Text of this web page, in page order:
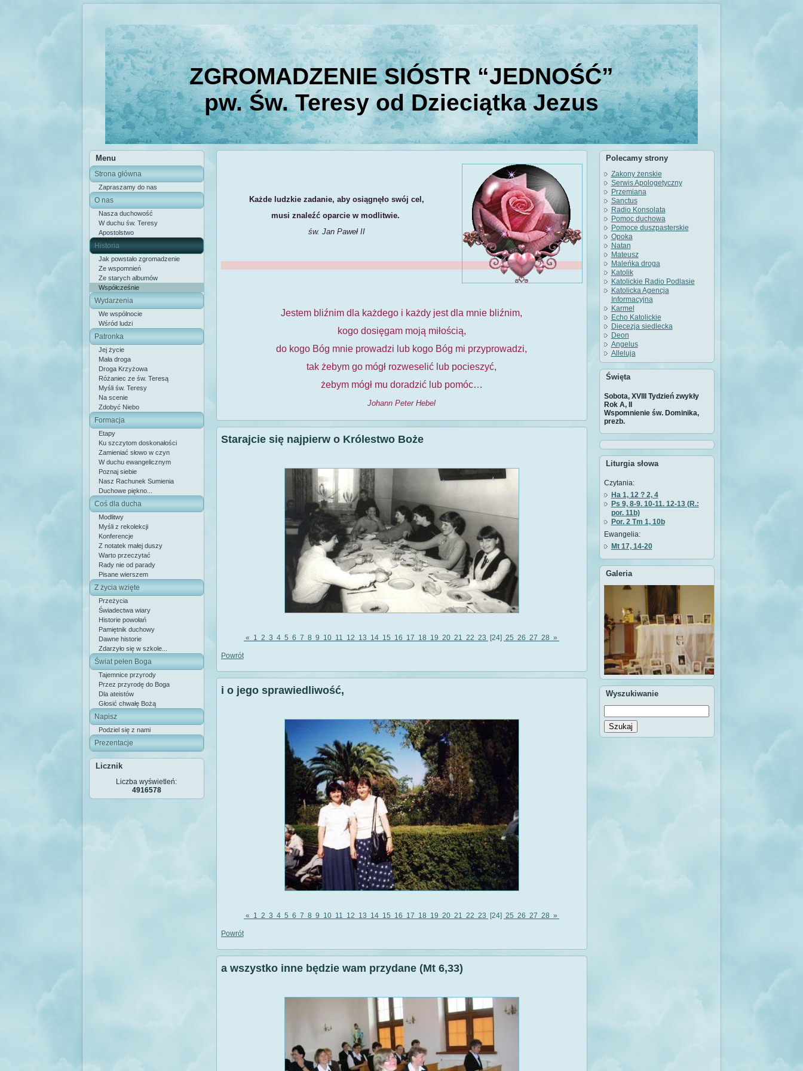
ZGROMADZENIE SIÓSTR “JEDNOŚĆ”
pw. Św. Teresy od Dzieciątka Jezus
Menu
Strona główna
Zapraszamy do nas
O nas
Nasza duchowość
W duchu św. Teresy
Apostolstwo
Historia
Jak powstało zgromadzenie
Ze wspomnień
Ze starych albumów
Współcześnie
Wydarzenia
We wspólnocie
Wśród ludzi
Patronka
Jej życie
Mała droga
Droga Krzyżowa
Różaniec ze św. Teresą
Myśli św. Teresy
Na scenie
Zdobyć Niebo
Formacja
Etapy
Ku szczytom doskonałości
Zamieniać słowo w czyn
W duchu ewangelicznym
Poznaj siebie
Nasz Rachunek Sumienia
Duchowe piękno...
Coś dla ducha
Modlitwy
Myśli z rekolekcji
Konferencje
Z notatek małej duszy
Warto przeczytać
Rady nie od parady
Pisane wierszem
Z życia wzięte
Przeżycia
Świadectwa wiary
Historie powołań
Pamiętnik duchowy
Dawne historie
Zdarzyło się w szkole...
Świat pełen Boga
Tajemnice przyrody
Przez przyrodę do Boga
Dla ateistów
Głosić chwałę Bożą
Napisz
Podziel się z nami
Prezentacje
Licznik
Liczba wyświetleń:
4916578
Każde ludzkie zadanie, aby osiągnęło swój cel,
musi znaleźć oparcie w modlitwie.
św. Jan Paweł II
Jestem bliźnim dla każdego i każdy jest dla mnie bliźnim,
kogo dosięgam moją miłością,
do kogo Bóg mnie prowadzi lub kogo Bóg mi przyprowadzi,
tak żebym go mógł rozweselić lub pocieszyć,
żebym mógł mu doradzić lub pomóc…
Johann Peter Hebel
Starajcie się najpierw o Królestwo Boże
« 1 2 3 4 5 6 7 8 9 10 11 12 13 14 15 16 17 18 19 20 21 22 23 [24] 25 26 27 28 »
Powrót
i o jego sprawiedliwość,
« 1 2 3 4 5 6 7 8 9 10 11 12 13 14 15 16 17 18 19 20 21 22 23 [24] 25 26 27 28 »
Powrót
a wszystko inne będzie wam przydane (Mt 6,33)
Polecamy strony
Zakony żenskie
Serwis Apologetyczny
Przemiana
Sanctus
Radio Konsolata
Pomoc duchowa
Pomoce duszpasterskie
Opoka
Natan
Mateusz
Maleńka droga
Katolik
Katolickie Radio Podlasie
Katolicka Agencja
Informacyjna
Karmel
Echo Katolickie
Diecezja siedlecka
Deon
Angelus
Alleluja
Święta
Sobota, XVIII Tydzień zwykły
Rok A, II
Wspomnienie św. Dominika,
prezb.
Liturgia słowa
Czytania:
Ha 1, 12 ? 2, 4
Ps 9, 8-9. 10-11. 12-13 (R.:
por. 11b)
Por. 2 Tm 1, 10b
Ewangelia:
Mt 17, 14-20
Galeria
Wyszukiwanie
Szukaj